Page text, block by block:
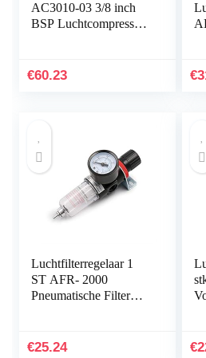
AC3010-03 3/8 inch
BSP Luchtcompressor
Mechanische regelaar
€60.23 €
Luchtfilterregelaar 1
ST AFR- 2000
Pneumatische Filter
Compressor
€25.24 €